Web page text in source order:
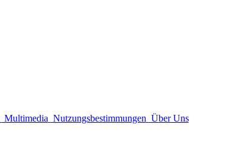
Multimedia Nutzungsbestimmungen Über Uns